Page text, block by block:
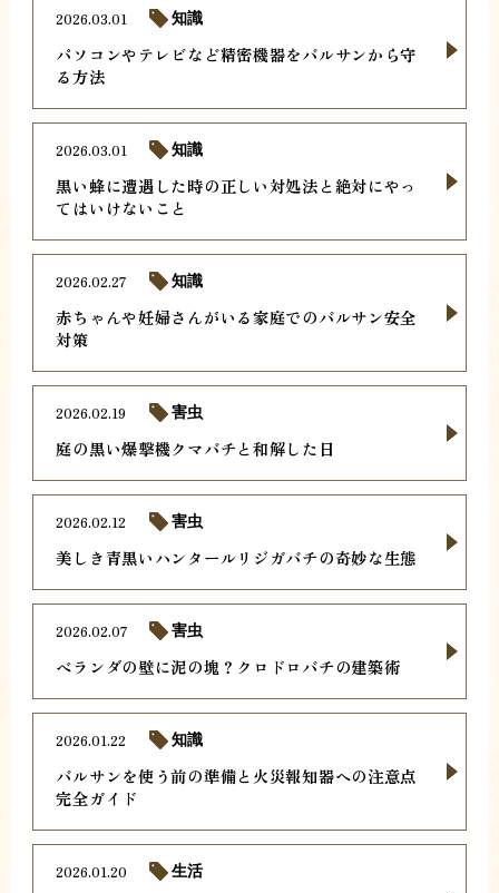
パソコンやテレビなど精密機器をバルサンから守
る方法
2026.03.01 知識
黒い蜂に遭遇した時の正しい対処法と絶対にやっ
てはいけないこと
2026.03.01 知識
赤ちゃんや妊婦さんがいる家庭でのバルサン安全
対策
2026.02.27 知識
庭の黒い爆撃機クマバチと和解した日
2026.02.19 害虫
美しき青黒いハンタールリジガバチの奇妙な生態
2026.02.12 害虫
ベランダの壁に泥の塊？クロドロバチの建築術
2026.02.07 害虫
バルサンを使う前の準備と火災報知器への注意点
完全ガイド
2026.01.22 知識
2026.01.20 生活